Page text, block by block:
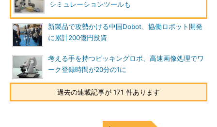
シミュレーションツールも
新製品で攻勢かける中国Dobot、協働ロボット開発
に累計200億円投資
考える手を持つピッキングロボ、高速画像処理でワ
ーク登録時間が20分の1に
過去の連載記事が 171 件あります